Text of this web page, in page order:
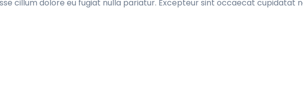
cillum dolore eu fugiat nulla pariatur. Excepteur sint occaecat cupidatat